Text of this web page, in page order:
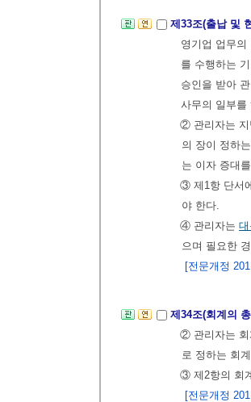
제33조(출납 및
영기업 업무
를 수행하는
승인을 받아
사무의 일부를
② 관리자는 지
의 장이 정하
는 이자 증대
③ 제1항 단서
야 한다.
④ 관리자는
으며 필요한
[전문개정
제34조(회계의
② 관리자는 회
로 정하는 회
③ 제2항의 회
[전문개정